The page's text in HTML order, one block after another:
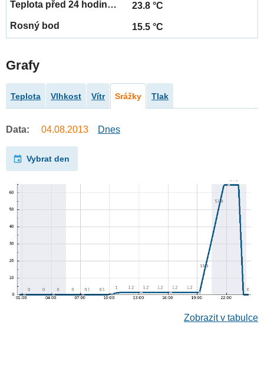
23.8 °C
15.5 °C
Grafy
Teplota Vlhkost Vítr Srážky Tlak
Data: 04.08.2013 Dnes
Vybrat den
Zobrazit v tabulce